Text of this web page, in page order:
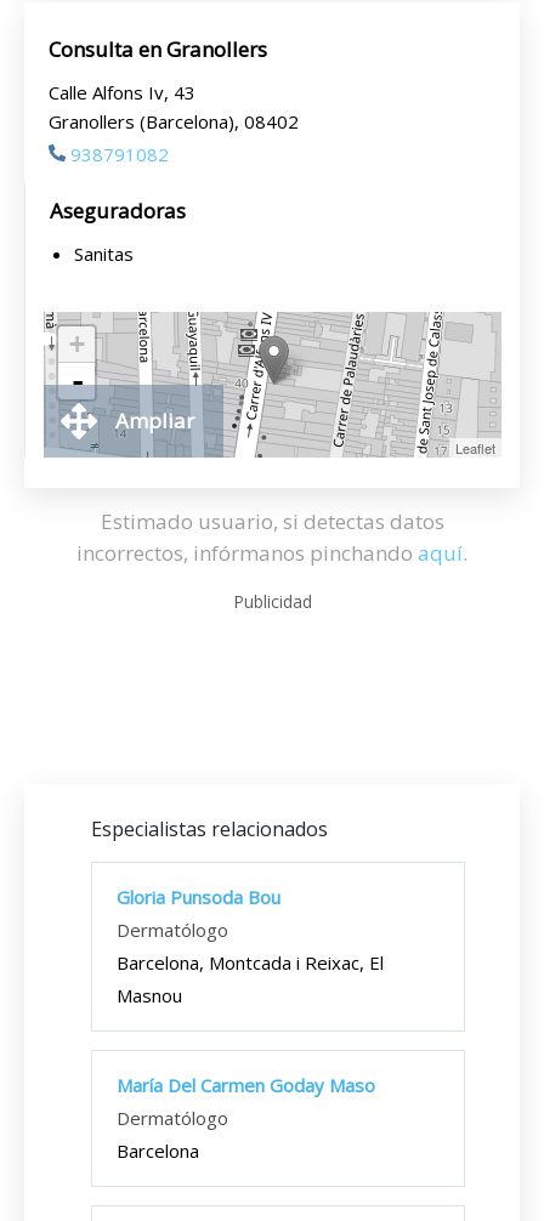
Consulta en Granollers
Calle Alfons Iv, 43
Granollers (Barcelona), 08402
938791082
Aseguradoras
Sanitas
+
-
Leaflet
Ampliar
Estimado usuario, si detectas datos
incorrectos, infórmanos pinchando aquí.
Publicidad
Especialistas relacionados
Gloria Punsoda Bou
Dermatólogo
Barcelona, Montcada i Reixac, El
Masnou
María Del Carmen Goday Maso
Dermatólogo
Barcelona